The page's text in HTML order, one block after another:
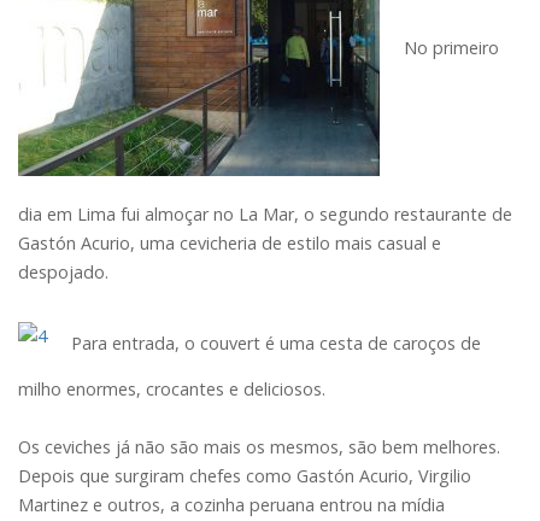
No primeiro
dia em Lima fui almoçar no La Mar, o segundo restaurante de
Gastón Acurio, uma cevicheria de estilo mais casual e
despojado.
Para entrada, o couvert é uma cesta de caroços de
milho enormes, crocantes e deliciosos.
Os ceviches já não são mais os mesmos, são bem melhores.
Depois que surgiram chefes como Gastón Acurio, Virgilio
Martinez e outros, a cozinha peruana entrou na mídia